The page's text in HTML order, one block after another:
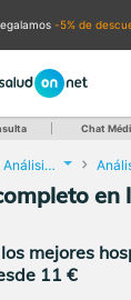
-5% de
Chat
Análisis Clínicos
en
mejores
11 €